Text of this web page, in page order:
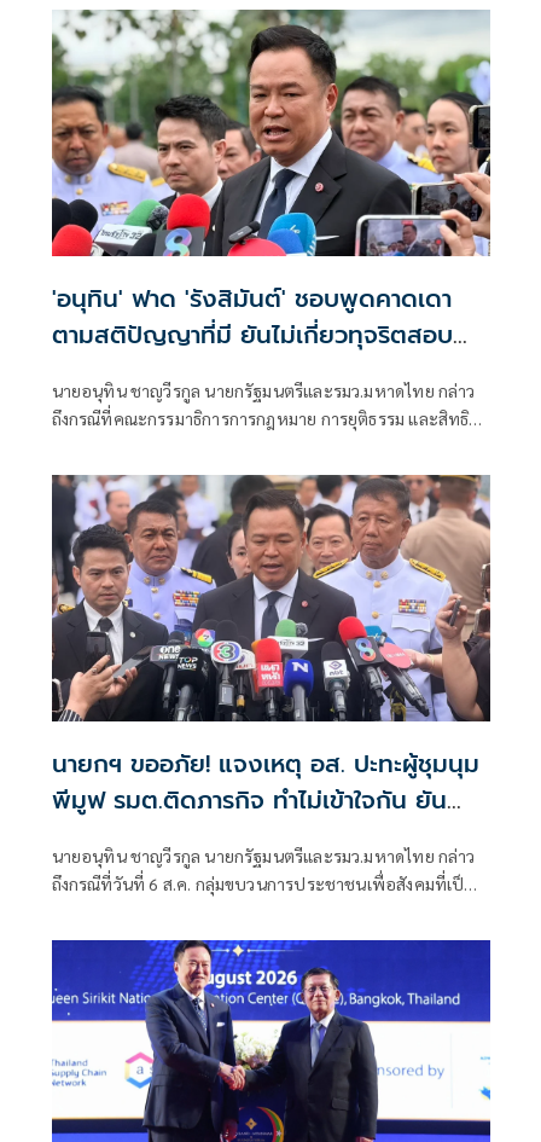
'อนุทิน' ฟาด 'รังสิมันต์' ชอบพูดคาดเดา
ตามสติปัญญาที่มี ยันไม่เกี่ยวทุจริตสอบ
นายอนุทิน ชาญวีรกูล นายกรัฐมนตรีและรมว.มหาดไทย กล่าว
ถึงกรณีที่คณะกรรมาธิการการกฎหมาย การยุติธรรม และสิทธิ
กรรมาธิการ มีการอ้างชื่อนายกรัฐมนตรี เข้าไปเกี่ยวข้องกับการ
ทุจริตสอบท้องถิ่น
นายกฯ ขออภัย! แจงเหตุ อส. ปะทะผู้ชุมนุม
พีมูฟ รมต.ติดภารกิจ ทำไม่เข้าใจกัน ยัน
นายอนุทิน ชาญวีรกูล นายกรัฐมนตรีและรมว.มหาดไทย กล่าว
ถึงกรณีที่วันที่ 6 ส.ค. กลุ่มขบวนการประชาชนเพื่อสังคมที่เป็น
การกำชับเพื่อไม่ให้เกิดการบานปลายอย่างไรหรือไม่ ว่า เมื่อวัน